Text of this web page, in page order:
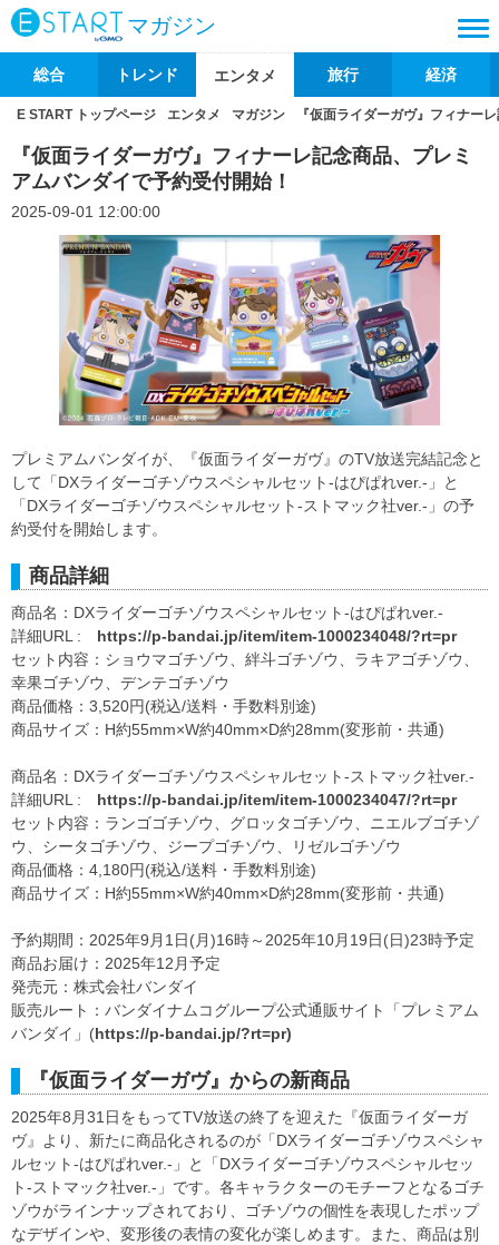
マガジン
総合 トレンド エンタメ 旅行 経済
E START トップページ エンタメ マガジン 『仮面ライダーガヴ』フィナー
『仮面ライダーガヴ』フィナーレ記念商品、プレミ
アムバンダイで予約受付開始！
2025-09-01 12:00:00
プレミアムバンダイが、『仮面ライダーガヴ』のTV放送完結記念と
して「DXライダーゴチゾウスペシャルセット-はぴぱれver.-」と
「DXライダーゴチゾウスペシャルセット-ストマック社ver.-」の予
約受付を開始します。
商品詳細
商品名：DXライダーゴチゾウスペシャルセット-はぴぱれver.-
詳細URL : https://p-bandai.jp/item/item-1000234048/?rt=pr
セット内容：ショウマゴチゾウ、絆斗ゴチゾウ、ラキアゴチゾウ、
幸果ゴチゾウ、デンテゴチゾウ
商品価格：3,520円(税込/送料・手数料別途)
商品サイズ：H約55mm×W約40mm×D約28mm(変形前・共通)
商品名：DXライダーゴチゾウスペシャルセット-ストマック社ver.-
詳細URL : https://p-bandai.jp/item/item-1000234047/?rt=pr
セット内容：ランゴゴチゾウ、グロッタゴチゾウ、ニエルブゴチゾ
ウ、シータゴチゾウ、ジープゴチゾウ、リゼルゴチゾウ
商品価格：4,180円(税込/送料・手数料別途)
商品サイズ：H約55mm×W約40mm×D約28mm(変形前・共通)
予約期間：2025年9月1日(月)16時～2025年10月19日(日)23時予定
商品お届け：2025年12月予定
発売元：株式会社バンダイ
販売ルート：バンダイナムコグループ公式通販サイト「プレミアム
バンダイ」(https://p-bandai.jp/?rt=pr)
『仮面ライダーガヴ』からの新商品
2025年8月31日をもってTV放送の終了を迎えた『仮面ライダーガ
ヴ』より、新たに商品化されるのが「DXライダーゴチゾウスペシャ
ルセット-はぴぱれver.-」と「DXライダーゴチゾウスペシャルセッ
ト-ストマック社ver.-」です。各キャラクターのモチーフとなるゴチ
ゾウがラインナップされており、ゴチゾウの個性を表現したポップ
なデザインや、変形後の表情の変化が楽しめます。また、商品は別